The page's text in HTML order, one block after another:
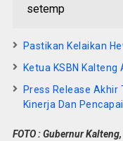
setemp
Pastikan Kelaikan
Ketua KSBN
Press Release Akhir
Kinerja Dan
FOTO : Gubernur